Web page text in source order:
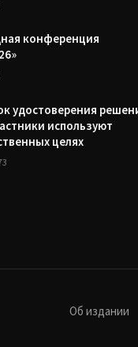
конференция
удостоверения
используют
целях
Об издании